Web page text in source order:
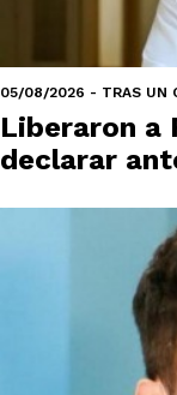
05/08/2026 - TRAS UN
Liberaron a
declarar